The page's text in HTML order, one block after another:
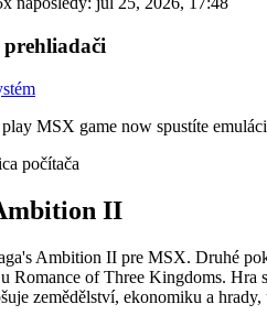
play MSX game now spustíte
počítača
II
Ambition II pre MSX. Druhé
Romance of Three Kingdoms. Hra
zemědělství, ekonomiku a